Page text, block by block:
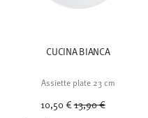
CUCINA BIANCA
Assiette plate 23 cm
10,50 € Price reduced from
13,90 €to